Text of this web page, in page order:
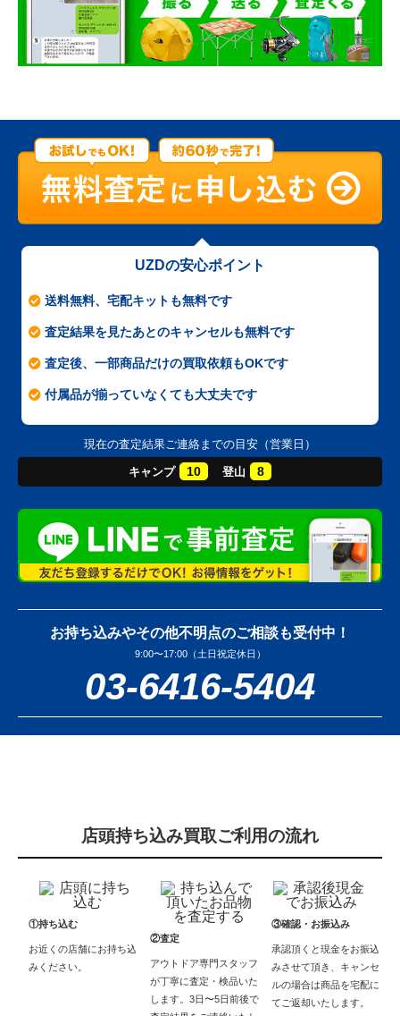
UZDの安心ポイント
送料無料、宅配キットも無料です
査定結果を見たあとのキャンセルも無料です
査定後、一部商品だけの買取依頼もOKです
付属品が揃っていなくても大丈夫です
現在の査定結果ご連絡までの目安（営業日）
キャンプ 10 登山 8
お持ち込みやその他不明点のご相談も受付中！
9:00〜17:00（土日祝定休日）
03-6416-5404
店頭持ち込み買取ご利用の流れ
①持ち込む
お近くの店舗にお持ち込
みください。
②査定
アウトドア専門スタッフ
が丁寧に査定・検品いた
します。3日〜5日前後で
③確認・お振込み
承認頂くと現金をお振込
みさせて頂き、キャンセ
ルの場合は商品を宅配に
てご返却いたします。